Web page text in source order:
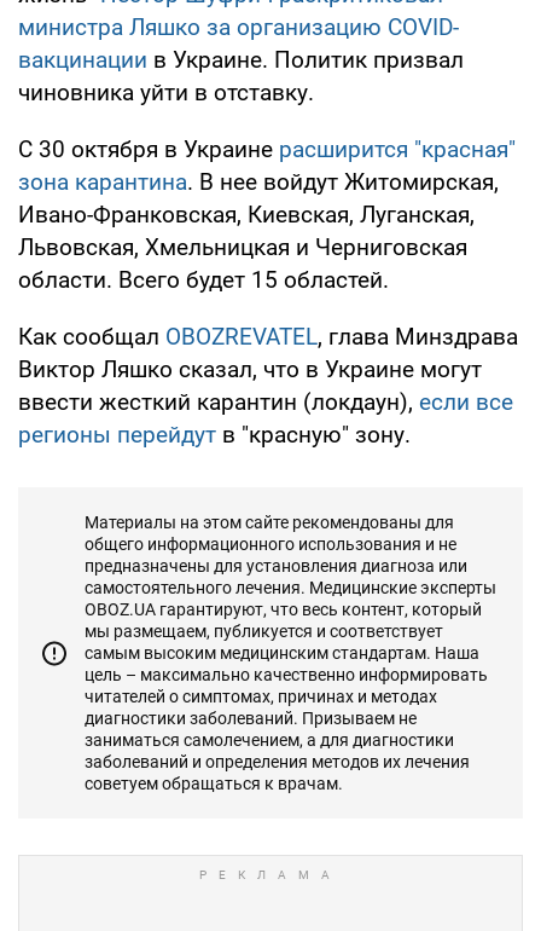
министра Ляшко за организацию COVID-
вакцинации в Украине. Политик призвал
чиновника уйти в отставку.
С 30 октября в Украине расширится "красная"
зона карантина. В нее войдут Житомирская,
Ивано-Франковская, Киевская, Луганская,
Львовская, Хмельницкая и Черниговская
области. Всего будет 15 областей.
Как сообщал OBOZREVATEL, глава Минздрава
Виктор Ляшко сказал, что в Украине могут
ввести жесткий карантин (локдаун), если все
регионы перейдут в "красную" зону.
Материалы на этом сайте рекомендованы для
общего информационного использования и не
предназначены для установления диагноза или
самостоятельного лечения. Медицинские эксперты
OBOZ.UA гарантируют, что весь контент, который
мы размещаем, публикуется и соответствует
самым высоким медицинским стандартам. Наша
цель – максимально качественно информировать
читателей о симптомах, причинах и методах
диагностики заболеваний. Призываем не
заниматься самолечением, а для диагностики
заболеваний и определения методов их лечения
советуем обращаться к врачам.